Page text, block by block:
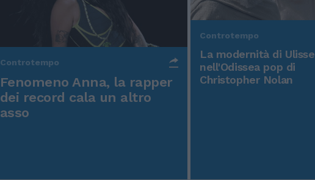
Controtempo
Fenomeno Anna, la rapper
dei record cala un altro
asso
Controtempo
La modernità di Ulisse
nell'Odissea pop di
Christopher Nolan